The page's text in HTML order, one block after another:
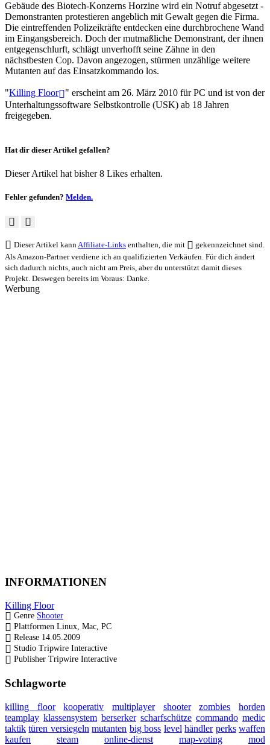
Gebäude des Biotech-Konzerns Horzine wird ein Notruf abgesetzt -
Demonstranten protestieren angeblich mit Gewalt gegen die Firma.
Die eintreffenden Polizeikräfte entdecken eine durchbrochene Wand
im Eingangsbereich. Doch der mutmaßliche Demonstrant, der ihnen
entgegenschlurft, schlägt unverhofft seine Zähne in den
nächstbesten Cop. Davon angezogen, stürmen unzählige weitere
Mutanten auf das Einsatzkommando los.
"Killing Floor
" erscheint am 26. März 2010 für PC und ist von der
Unterhaltungssoftware Selbstkontrolle (USK) ab 18 Jahren
freigegeben.
Hat dir dieser Artikel gefallen?
Dieser Artikel hat bisher 8 Likes erhalten.
Fehler gefunden? Melden.
Dieser Artikel kann Affiliate-Links enthalten, die mit
gekennzeichnet sind.
Als Amazon-Partner verdiene ich an qualifizierten Verkäufen. Für dich ändert
sich dadurch nichts, auch nicht am Preis, aber du unterstützt damit dieses
Projekt. Deswegen bereits im Voraus: Danke.
Werbung
INFORMATIONEN
Killing Floor
Genre Shooter
Plattformen Linux, Mac, PC
Release 14.05.2009
Studio Tripwire Interactive
Publisher Tripwire Interactive
Schlagworte
killing floor kooperativ multiplayer shooter zombies
horden
teamplay klassensystem berserker scharfschütze commando medic
taktik türen versiegeln mutanten big boss level händler perks waffen
kaufen
steam online-dienst map-voting mod